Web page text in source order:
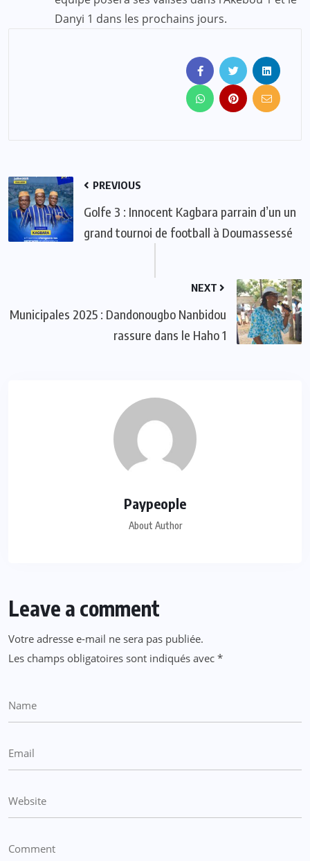
Danyi 1 dans les prochains jours.
PREVIOUS
Golfe 3 : Innocent Kagbara parrain d’un un
grand tournoi de football à Doumassessé
NEXT
Municipales 2025 : Dandonougbo Nanbidou
rassure dans le Haho 1
Paypeople
About Author
Leave a comment
Votre adresse e-mail ne sera pas publiée.
Les champs obligatoires sont indiqués avec *